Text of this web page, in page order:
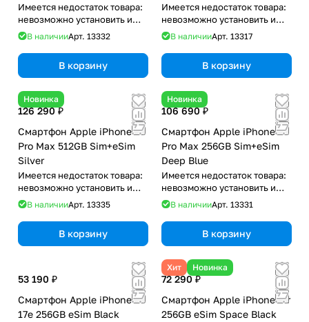
Имеется недостаток товара:
невозможно установить и
использовать RuStore
В наличииАрт. 13332
В корзину
Имеется недостаток товара:
невозможно установить и
использовать RuStore
В наличииАрт. 13317
В корзину
Новинка
126 290 ₽
Смартфон Apple iPhone 17
Pro Max 512GB Sim+eSim
Silver
Имеется недостаток товара:
невозможно установить и
использовать RuStore
В наличииАрт. 13335
В корзину
Новинка
106 690 ₽
Смартфон Apple iPhone 17
Pro Max 256GB Sim+eSim
Deep Blue
Имеется недостаток товара:
невозможно установить и
использовать RuStore
В наличииАрт. 13331
В корзину
53 190 ₽
Смартфон Apple iPhone
17e 256GB eSim Black
Хит Новинка
72 290 ₽
Смартфон Apple iPhone Air
256GB eSim Space Black